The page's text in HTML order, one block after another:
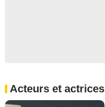
Acteurs et actrices